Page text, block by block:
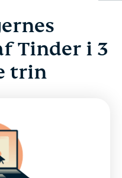
Tinder i 3 nemme
en VPN
til Tinder?
Tinder i 3
trin